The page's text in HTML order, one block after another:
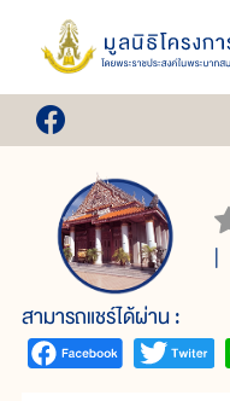
สามารถแชร์ได้ผ่าน :